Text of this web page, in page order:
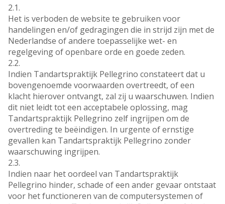
2.1.
Het is verboden de website te gebruiken voor
handelingen en/of gedragingen die in strijd zijn met de
Nederlandse of andere toepasselijke wet- en
regelgeving of openbare orde en goede zeden.
2.2.
Indien Tandartspraktijk Pellegrino constateert dat u
bovengenoemde voorwaarden overtreedt, of een
klacht hierover ontvangt, zal zij u waarschuwen. Indien
dit niet leidt tot een acceptabele oplossing, mag
Tandartspraktijk Pellegrino zelf ingrijpen om de
overtreding te beëindigen. In urgente of ernstige
gevallen kan Tandartspraktijk Pellegrino zonder
waarschuwing ingrijpen.
2.3.
Indien naar het oordeel van Tandartspraktijk
Pellegrino hinder, schade of een ander gevaar ontstaat
voor het functioneren van de computersystemen of